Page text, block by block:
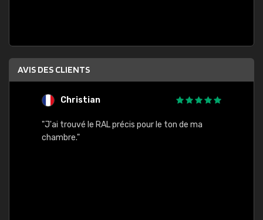
AVIS DES CLIENTS
Christian
"J'ai trouvé le RAL précis pour le ton de ma
chambre."